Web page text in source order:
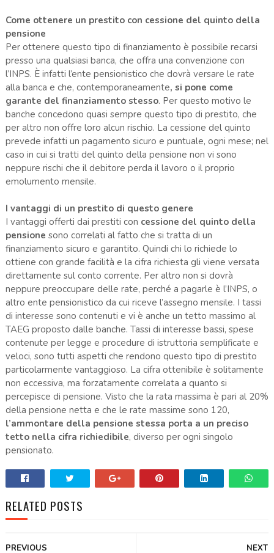
Come ottenere un prestito con cessione del quinto della
pensione
Per ottenere questo tipo di finanziamento è possibile recarsi
presso una qualsiasi banca, che offra una convenzione con
l’INPS. È infatti l’ente pensionistico che dovrà versare le rate
alla banca e che, contemporaneamente, si pone come
garante del finanziamento stesso. Per questo motivo le
banche concedono quasi sempre questo tipo di prestito, che
per altro non offre loro alcun rischio. La cessione del quinto
prevede infatti un pagamento sicuro e puntuale, ogni mese; nel
caso in cui si tratti del quinto della pensione non vi sono
neppure rischi che il debitore perda il lavoro o il proprio
emolumento mensile.
I vantaggi di un prestito di questo genere
I vantaggi offerti dai prestiti con cessione del quinto della
pensione sono correlati al fatto che si tratta di un
finanziamento sicuro e garantito. Quindi chi lo richiede lo
ottiene con grande facilità e la cifra richiesta gli viene versata
direttamente sul conto corrente. Per altro non si dovrà
neppure preoccupare delle rate, perché a pagarle è l’INPS, o
altro ente pensionistico da cui riceve l’assegno mensile. I tassi
di interesse sono contenuti e vi è anche un tetto massimo al
TAEG proposto dalle banche. Tassi di interesse bassi, spese
contenute per legge e procedure di istruttoria semplificate e
veloci, sono tutti aspetti che rendono questo tipo di prestito
particolarmente vantaggioso. La cifra ottenibile è solitamente
non eccessiva, ma forzatamente correlata a quanto si
percepisce di pensione. Visto che la rata massima è pari al 20%
della pensione netta e che le rate massime sono 120,
l’ammontare della pensione stessa porta a un preciso
tetto nella cifra richiedibile, diverso per ogni singolo
pensionato.
RELATED POSTS
NEXT
PREVIOUS